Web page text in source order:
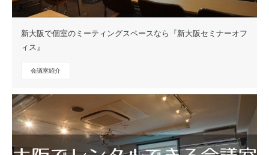
新大阪で個室のミーティングスペースなら『新大阪セミナーオフ
ィス』
会議室紹介